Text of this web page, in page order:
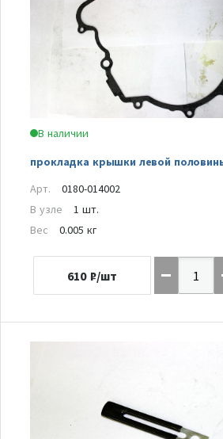
В наличии
прокладка крышки левой
Арт.
0180-014002
В узле
1 шт.
Вес
0.005 кг
610 ₽/шт